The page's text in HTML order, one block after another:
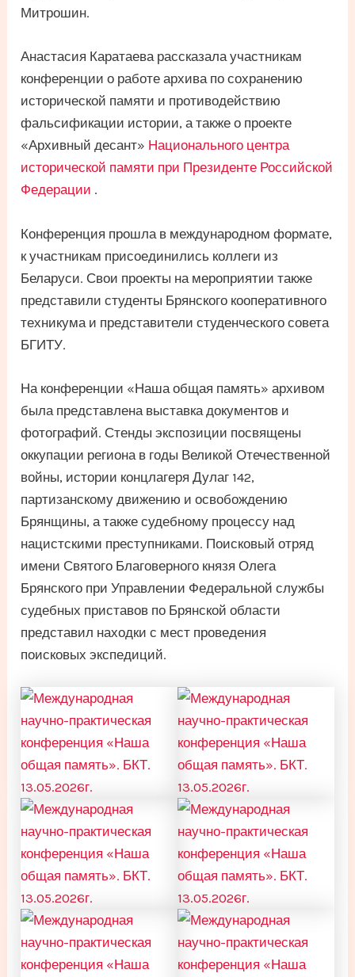
Митрошин.
Анастасия Каратаева рассказала участникам
конференции о работе архива по сохранению
исторической памяти и противодействию
фальсификации истории, а также о проекте
«Архивный десант» Национального центра
исторической памяти при Президенте Российской
Федерации .
Конференция прошла в международном формате,
к участникам присоединились коллеги из
Беларуси. Свои проекты на мероприятии также
представили студенты Брянского кооперативного
техникума и представители студенческого совета
БГИТУ.
На конференции «Наша общая память» архивом
была представлена выставка документов и
фотографий. Стенды экспозиции посвящены
оккупации региона в годы Великой Отечественной
войны, истории концлагеря Дулаг 142,
партизанскому движению и освобождению
Брянщины, а также судебному процессу над
нацистскими преступниками. Поисковый отряд
имени Святого Благоверного князя Олега
Брянского при Управлении Федеральной службы
судебных приставов по Брянской области
представил находки с мест проведения
поисковых экспедиций.